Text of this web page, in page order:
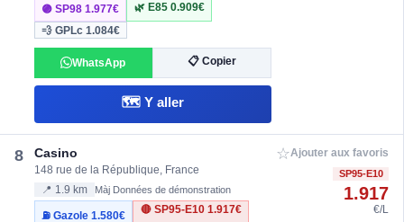
🟣 SP981.977€ 🌿 E85 0.909€
💨 GPLc1.084€
WhatsApp 📋 Copier
🗺️ Y aller
8 Casino
148 rue de la République, France
📍 1.9 km Màj Données de démonstration
⛽ Gazole1.580€
🔴 SP95-E10 1.917€
☆Ajouter aux favoris
SP95-E10
1.917
€/L